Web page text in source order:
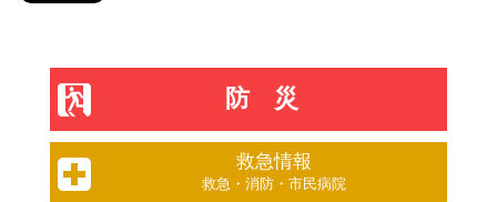
防災
救急情報
救急・消防・市民病院